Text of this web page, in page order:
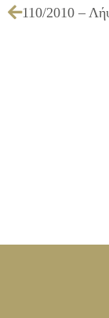
110/2010 –